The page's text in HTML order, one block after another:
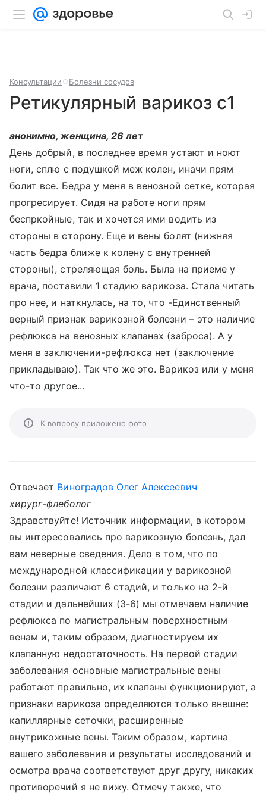
Консультации Болезни сосудов
Ретикулярный варикоз с1
анонимно, женщина, 26 лет
День добрый, в последнее время устают и ноют
ноги, сплю с подушкой меж колен, иначи прям
болит все. Бедра у меня в венозной сетке, которая
прогресирует. Сидя на работе ноги прям
беспркойные, так и хочется ими водить из
стороны в сторону. Еще и вены болят (нижняя
часть бедра ближе к колену с внутренней
стороны), стреляющая боль. Была на приеме у
врача, поставили 1 стадию варикоза. Стала читать
про нее, и наткнулась, на то, что -Единственный
верный признак варикозной болезни – это наличие
рефлюкса на венозных клапанах (заброса). А у
меня в заключении-рефлюкса нет (заключение
прикладываю). Так что же это. Варикоз или у меня
что-то другое...
К вопросу приложено фото
Отвечает Виноградов Олег Алексеевич
хирург-флеболог
Здравствуйте! Источник информации, в котором
вы интересовались про варикозную болезнь, дал
вам неверные сведения. Дело в том, что по
международной классификации у варикозной
болезни различают 6 стадий, и только на 2-й
стадии и дальнейших (3-6) мы отмечаем наличие
рефлюкса по магистральным поверхностным
венам и, таким образом, диагностируем их
клапанную недостаточность. На первой стадии
заболевания основные магистральные вены
работают правильно, их клапаны функционируют, а
признаки варикоза определяются только внешне:
капиллярные сеточки, расширенные
внутрикожные вены. Таким образом, картина
вашего заболевания и результаты исследований и
осмотра врача соответствуют друг другу, никаких
противоречий я не вижу. Отмечу также, что